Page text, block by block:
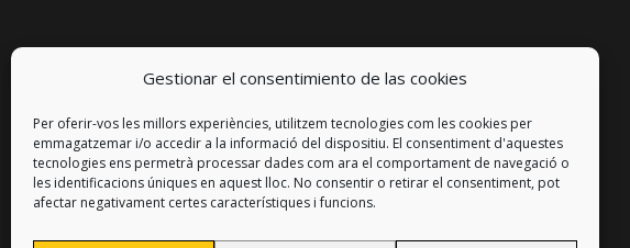
Gestionar el consentimiento de las cookies
Per oferir-vos les millors experiències, utilitzem tecnologies com les cookies per
emmagatzemar i/o accedir a la informació del dispositiu. El consentiment d'aquestes
tecnologies ens permetrà processar dades com ara el comportament de navegació o
les identificacions úniques en aquest lloc. No consentir o retirar el consentiment, pot
afectar negativament certes característiques i funcions.